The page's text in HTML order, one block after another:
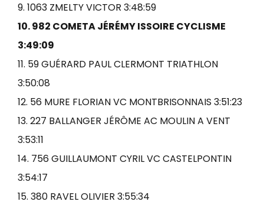
9. 1063 ZMELTY VICTOR 3:48:59
10. 982 COMETA JÉRÉMY ISSOIRE CYCLISME
3:49:09
11. 59 GUÉRARD PAUL CLERMONT TRIATHLON
3:50:08
12. 56 MURE FLORIAN VC MONTBRISONNAIS 3:51:23
13. 227 BALLANGER JÉRÔME AC MOULIN A VENT
3:53:11
14. 756 GUILLAUMONT CYRIL VC CASTELPONTIN
3:54:17
15. 380 RAVEL OLIVIER 3:55:34